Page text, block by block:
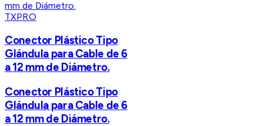
TXPRO
Conector Plástico Tipo
Glándula para Cable de 6
a 12 mm de Diámetro.
Conector Plástico Tipo
Glándula para Cable de 6
a 12 mm de Diámetro.